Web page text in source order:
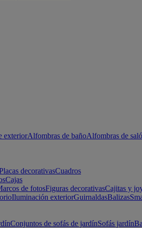
exteriorAlfombras de bañoAlfombras de
decorativasCuadros
Cajas
de fotosFiguras decorativasCajitas y
Iluminación exteriorGuirnaldasBalizas
Conjuntos de sofás de jardínSofás jardín